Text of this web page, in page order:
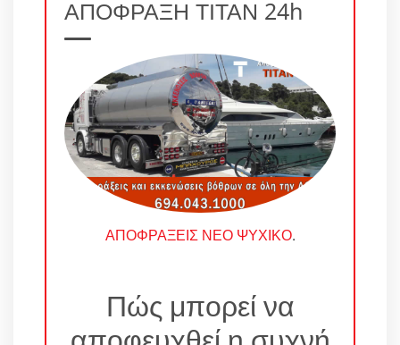
ΑΠΟΦΡΑΞΗ ΤΙΤΑΝ 24h
ΑΠΟΦΡΑΞΕΙΣ ΝΕΟ ΨΥΧΙΚΟ.
Πώς μπορεί να